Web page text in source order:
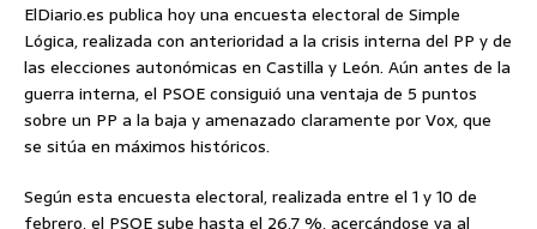
ElDiario.es publica hoy una encuesta electoral de Simple
Lógica, realizada con anterioridad a la crisis interna del PP y de
las elecciones autonómicas en Castilla y León. Aún antes de la
guerra interna, el PSOE consiguió una ventaja de 5 puntos
sobre un PP a la baja y amenazado claramente por Vox, que
se sitúa en máximos históricos.
Según esta encuesta electoral, realizada entre el 1 y 10 de
febrero, el PSOE sube hasta el 26,7 %, acercándose ya al